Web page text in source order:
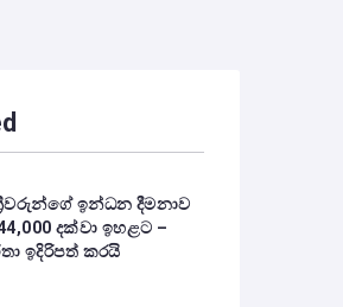
ඉන්ධන දීමනාව
දක්වා ඉහළට –
ඉදිරිපත් කරයි